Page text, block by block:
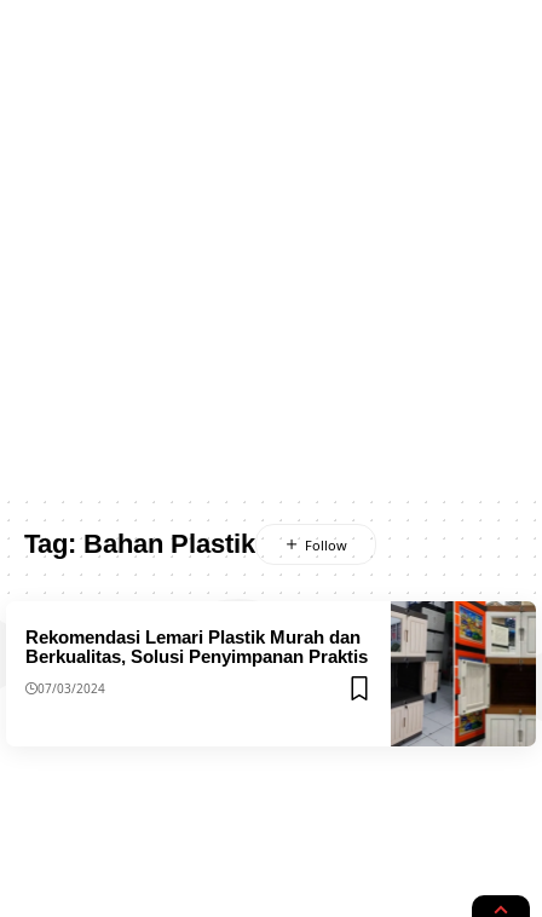
Tag:Bahan Plastik
Rekomendasi Lemari Plastik Murah dan
Berkualitas, Solusi Penyimpanan Praktis
07/03/2024